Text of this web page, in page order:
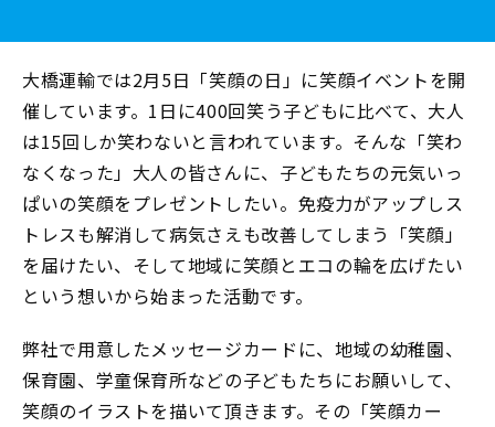
大橋運輸では2月5日「笑顔の日」に笑顔イベントを開
催しています。1日に400回笑う子どもに比べて、大人
は15回しか笑わないと言われています。そんな「笑わ
なくなった」大人の皆さんに、子どもたちの元気いっ
ぱいの笑顔をプレゼントしたい。免疫力がアップしス
トレスも解消して病気さえも改善してしまう「笑顔」
を届けたい、そして地域に笑顔とエコの輪を広げたい
という想いから始まった活動です。
弊社で用意したメッセージカードに、地域の幼稚園、
保育園、学童保育所などの子どもたちにお願いして、
笑顔のイラストを描いて頂きます。その「笑顔カー